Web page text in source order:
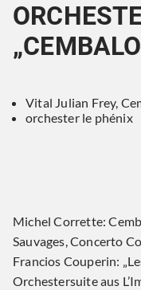
Vital Julian Frey,
orchester le phénix
Michel Corrette:
Sauvages, Concerto
Francios Couperin:
Orchestersuite aus